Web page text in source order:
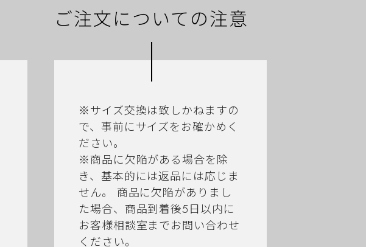
ご注文についての注意
※サイズ交換は致しかねますの
で、事前にサイズをお確かめく
ださい。
※商品に欠陥がある場合を除
き、基本的には返品には応じま
せん。 商品に欠陥がありまし
た場合、商品到着後5日以内に
お客様相談室までお問い合わせ
ください。